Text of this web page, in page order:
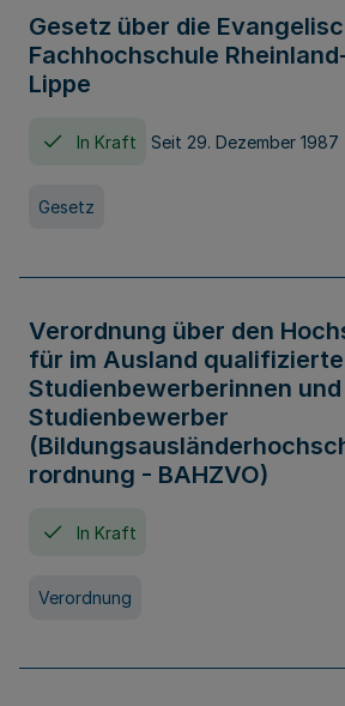
Gesetz über die
Fachhochschule
Lippe
In Kraft Seit 29. Dezember 1987
Gesetz
Verordnung über den
für im Ausland qualifizierte
Studienbewerberinnen und
Studienbewerber
rordnung - BAHZVO)
In Kraft
Verordnung